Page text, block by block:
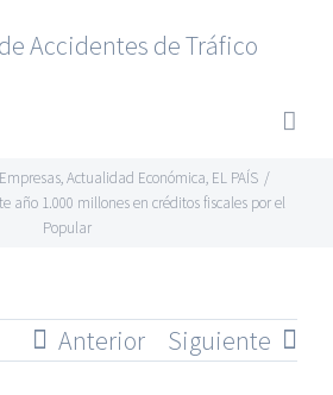
,Actualidad Económica, EL PAÍS /
año 1.000 millones en créditos fiscales por el
Popular
Anterior Siguiente